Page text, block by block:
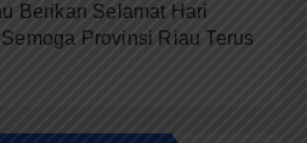
Berikan Selamat Hari
Provinsi Riau Terus